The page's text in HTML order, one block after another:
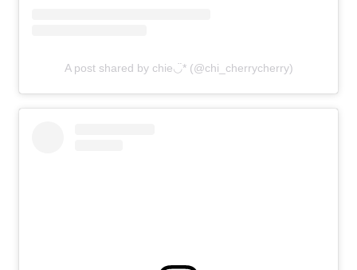
A post shared by chie◡̈* (@chi_cherrycherry)